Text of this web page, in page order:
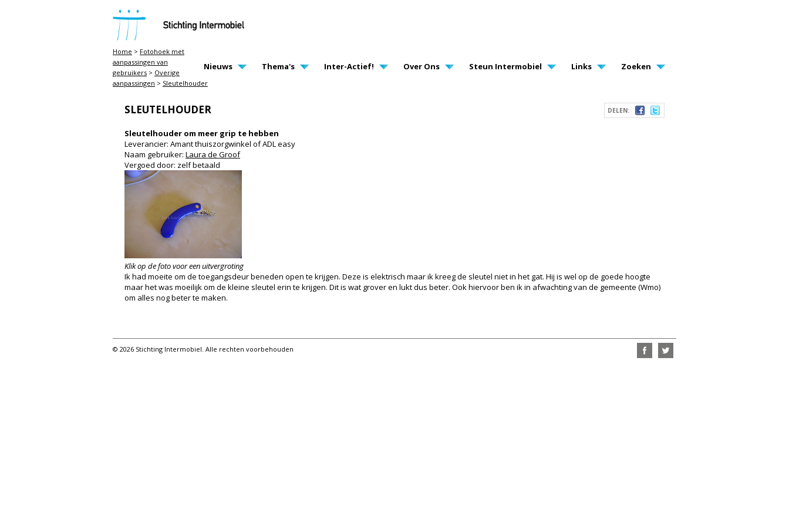
STICHTING INTERMOBIEL
MAIN PAGE NAVIGATION
Nieuws Thema's Inter-Actief! Over Ons Steun Intermobiel Links Zoeken
Home > Fotohoek met
aanpassingen van
gebruikers > Overige
aanpassingen > Sleutelhouder
DELEN:
SLEUTELHOUDER
Sleutelhouder om meer grip te hebben
Leverancier: Amant thuiszorgwinkel of ADL easy
Naam gebruiker: Laura de Groof
Vergoed door: zelf betaald
Klik op de foto voor een uitvergroting
Ik had moeite om de toegangsdeur beneden open te krijgen. Deze is elektrisch maar ik kreeg de sleutel niet in het gat. Hij is wel op de goede hoogte
maar het was moeilijk om de kleine sleutel erin te krijgen. Dit is wat grover en lukt dus beter. Ook hiervoor ben ik in afwachting van de gemeente (Wmo)
om alles nog beter te maken.
© 2026 Stichting Intermobiel. Alle rechten voorbehouden